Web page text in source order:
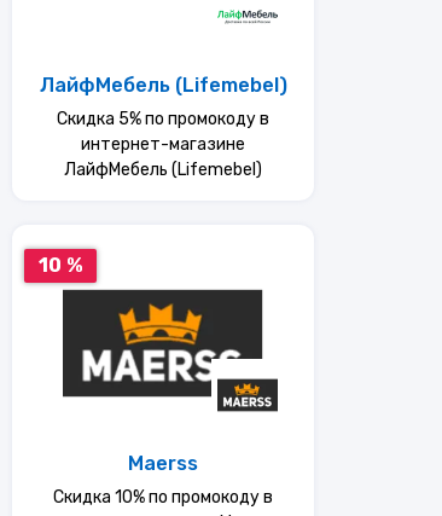
ЛайфМебель (Lifemebel)
Скидка 5% по промокоду в
интернет-магазине
ЛайфМебель (Lifemebel)
10 %
Maerss
Скидка 10% по промокоду в